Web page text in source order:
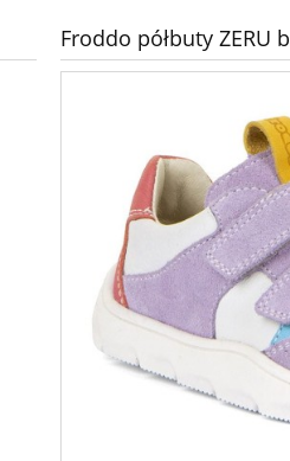
Froddo półbuty ZERU